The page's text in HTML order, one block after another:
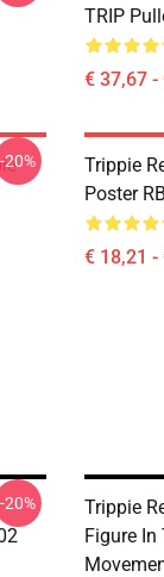
TRIP
€ 37,67 -
-20%
Trippie
Poster
€ 18,21 -
-20%
Trippie
Figure In